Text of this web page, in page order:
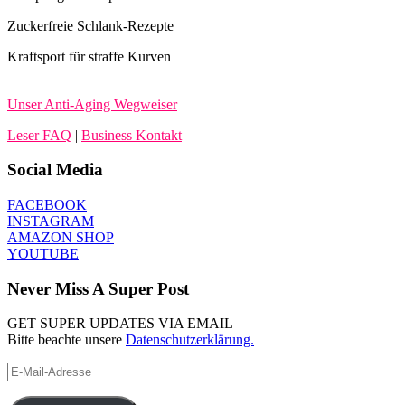
Zuckerfreie Schlank-Rezepte
Kraftsport für straffe Kurven
Unser Anti-Aging Wegweiser
Leser FAQ | Business Kontakt
Social Media
FACEBOOK
INSTAGRAM
AMAZON SHOP
YOUTUBE
Never Miss A Super Post
GET SUPER UPDATES VIA EMAIL
Bitte beachte unsere Datenschutzerklärung.
E-
Mail-